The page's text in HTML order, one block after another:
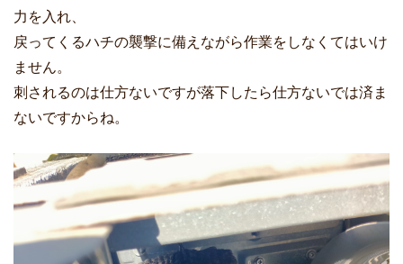
力を入れ、
戻ってくるハチの襲撃に備えながら作業をしなくてはいけ
ません。
刺されるのは仕方ないですが落下したら仕方ないでは済ま
ないですからね。